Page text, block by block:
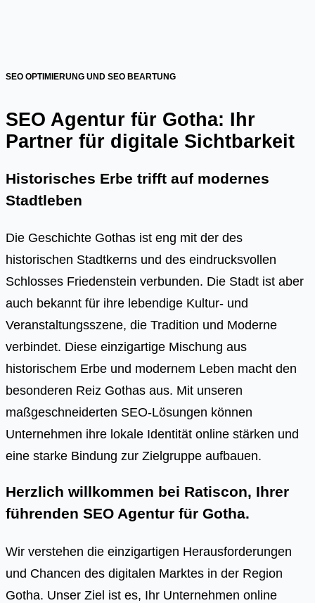
SEO OPTIMIERUNG UND SEO BEARTUNG
SEO Agentur für Gotha: Ihr
Partner für digitale Sichtbarkeit
Historisches Erbe trifft auf modernes
Stadtleben
Die Geschichte Gothas ist eng mit der des
historischen Stadtkerns und des eindrucksvollen
Schlosses Friedenstein verbunden. Die Stadt ist aber
auch bekannt für ihre lebendige Kultur- und
Veranstaltungsszene, die Tradition und Moderne
verbindet. Diese einzigartige Mischung aus
historischem Erbe und modernem Leben macht den
besonderen Reiz Gothas aus. Mit unseren
maßgeschneiderten SEO-Lösungen können
Unternehmen ihre lokale Identität online stärken und
eine starke Bindung zur Zielgruppe aufbauen.
Herzlich willkommen bei Ratiscon, Ihrer
führenden SEO Agentur für Gotha.
Wir verstehen die einzigartigen Herausforderungen
und Chancen des digitalen Marktes in der Region
Gotha. Unser Ziel ist es, Ihr Unternehmen online